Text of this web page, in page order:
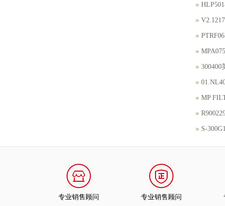
300400
MP
S-
专业销售顾问 专业销售顾问